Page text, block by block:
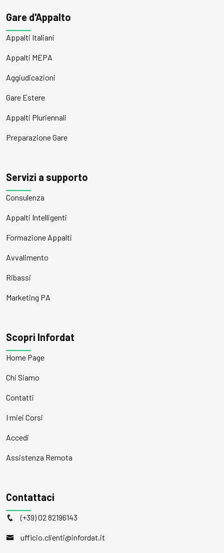
Gare d'Appalto
Appalti Italiani
Appalti MEPA
Aggiudicazioni
Gare Estere
Appalti Pluriennali
Preparazione Gare
Servizi a supporto
Consulenza
Appalti Intelligenti
Formazione Appalti
Avvalimento
Ribassi
Marketing PA
Scopri Infordat
Home Page
Chi Siamo
Contatti
I miei Corsi
Accedi
Assistenza Remota
Contattaci
(+39) 02 82196143
ufficio.clienti@infordat.it